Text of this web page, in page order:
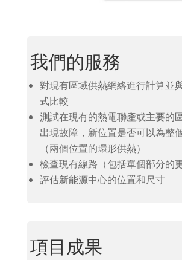
我們的服務
對現有區域供熱網絡進行計算並與實際運行模
式比較
測試在現有的熱電聯產或主要的區域供熱連接
出現故障，新位置是否可以為整
（兩個位置的環形供熱）
檢查現有線路（包括單個部分的
評估新能源中心的位置和尺寸
項目成果